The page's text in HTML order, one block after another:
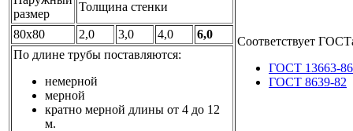
размер
Толщина стенки
Соответствует
ГОСТ 13663-86
ГОСТ 8639-82
80x80 2,0 3,0 4,0
6,0
По длине трубы поставляются:
немерной
мерной
кратно мерной длины от 4 до 12
м.